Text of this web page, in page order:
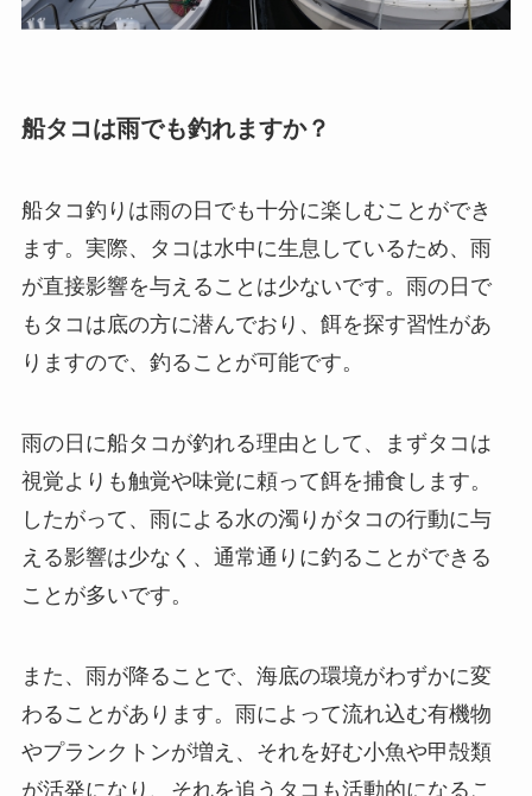
船タコは雨でも釣れますか？
船タコ釣りは雨の日でも十分に楽しむことができ
ます。実際、タコは水中に生息しているため、雨
が直接影響を与えることは少ないです。雨の日で
もタコは底の方に潜んでおり、餌を探す習性があ
りますので、釣ることが可能です。
雨の日に船タコが釣れる理由として、まずタコは
視覚よりも触覚や味覚に頼って餌を捕食します。
したがって、雨による水の濁りがタコの行動に与
える影響は少なく、通常通りに釣ることができる
ことが多いです。
また、雨が降ることで、海底の環境がわずかに変
わることがあります。雨によって流れ込む有機物
やプランクトンが増え、それを好む小魚や甲殻類
が活発になり、それを追うタコも活動的になるこ